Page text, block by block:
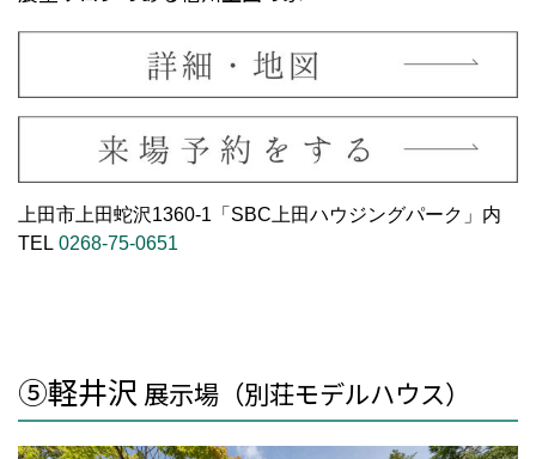
上田市上田蛇沢1360-1「SBC上田ハウジングパーク」内
TEL 0268-75-0651
⑤軽井沢 展示場（別荘モデルハウス）